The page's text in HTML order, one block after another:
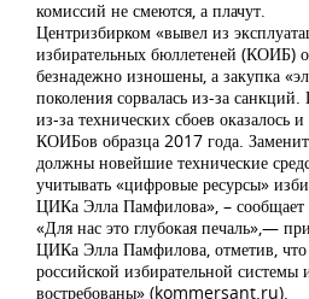
комиссий не смеются, а плачут.
Центризбирком «вывел из
избирательных бюллетеней (КОИБ)
безнадежно изношены, а закупка
поколения сорвалась из-за
из-за технических сбоев оказалось
КОИБов образца 2017 года.
должны новейшие технические
учитывать «цифровые ресурсы»
ЦИКа Элла Памфилова», – сообщает
«Для нас это глубокая печаль»,—
ЦИКа Элла Памфилова, отметив,
российской избирательной
востребованы» (kommersant.ru).